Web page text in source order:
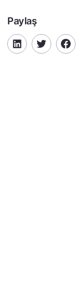
Paylaş